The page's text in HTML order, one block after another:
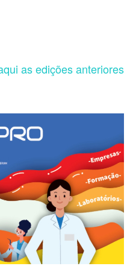
as edições anteriores